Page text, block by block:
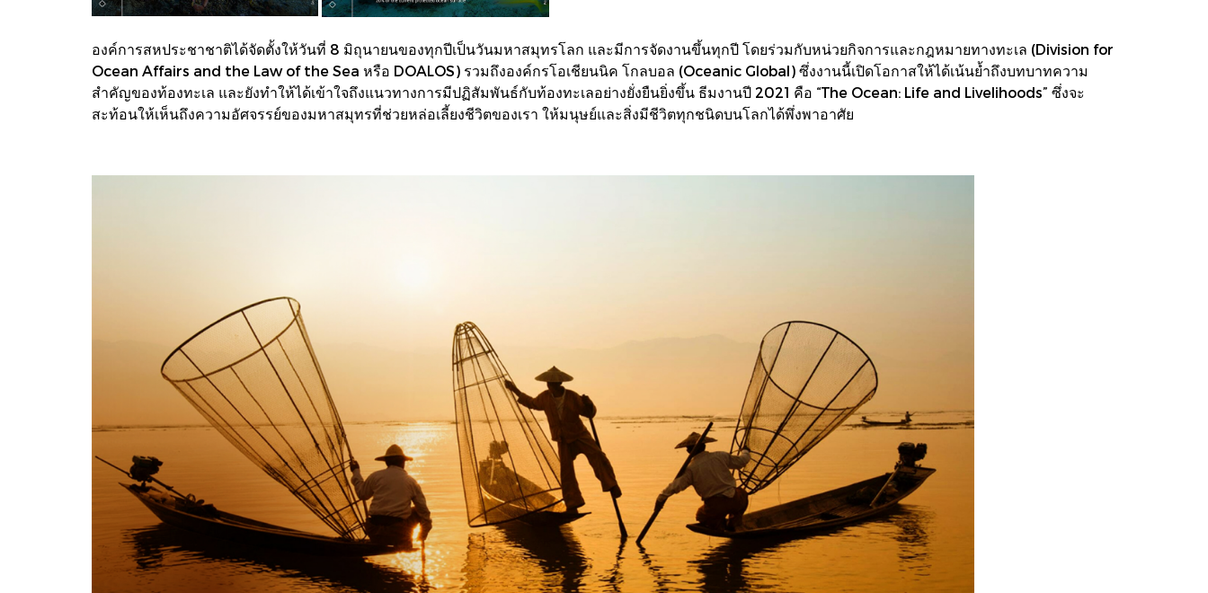
องค์การสหประชาชาติได้จัดตั้งให้วันที่ 8 มิถุนายนของทุกปีเป็นวันมหาสมุทรโลก และมีการจัดงานขึ้นทุกปี โดยร่วมกับหน่วยกิจการและกฎหมายทางทะเล (Division for
Ocean Affairs and the Law of the Sea หรือ DOALOS) รวมถึงองค์กรโอเชียนนิค โกลบอล (Oceanic Global) ซึ่งงานนี้เปิดโอกาสให้ได้เน้นย้ำถึงบทบาทความ
สำคัญของท้องทะเล และยังทำให้ได้เข้าใจถึงแนวทางการมีปฏิสัมพันธ์กับท้องทะเลอย่างยั่งยืนยิ่งขึ้น ธีมงานปี 2021 คือ “The Ocean: Life and Livelihoods” ซึ่งจะ
สะท้อนให้เห็นถึงความอัศจรรย์ของมหาสมุทรที่ช่วยหล่อเลี้ยงชีวิตของเรา ให้มนุษย์และสิ่งมีชีวิตทุกชนิดบนโลกได้พึ่งพาอาศัย